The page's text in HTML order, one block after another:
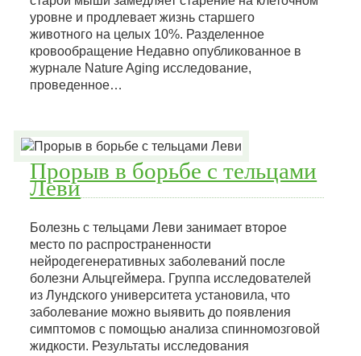
уровне и продлевает жизнь старшего
животного на целых 10%. Разделенное
кровообращение Недавно опубликованное в
журнале Nature Aging исследование,
проведенное…
Прорыв в борьбе с тельцами
Леви
Болезнь с тельцами Леви занимает второе
место по распространенности
нейродегенеративных заболеваний после
болезни Альцгеймера. Группа исследователей
из Лундского университета установила, что
заболевание можно выявить до появления
симптомов с помощью анализа спинномозговой
жидкости. Результаты исследования